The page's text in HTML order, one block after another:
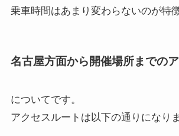
乗車時間はあまり変わらないのが特徴
名古屋方面から開催場所までの
についてです。
アクセスルートは以下の通りになりま